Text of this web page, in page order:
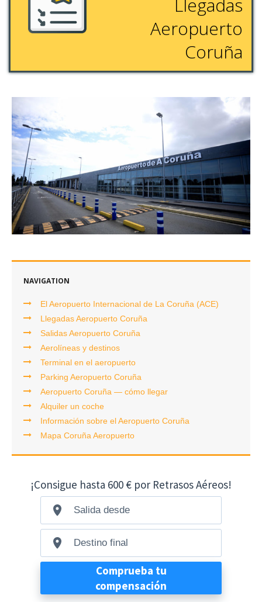
Llegadas
Aeropuerto
Coruña
NAVIGATION
El Aeropuerto Internacional de La Coruña (ACE)
Llegadas Aeropuerto Coruña
Salidas Aeropuerto Coruña
Aerolíneas y destinos
Terminal en el aeropuerto
Parking Aeropuerto Coruña
Aeropuerto Coruña — cómo llegar
Alquiler un coche
Información sobre el Aeropuerto Coruña
Mapa Coruña Aeropuerto